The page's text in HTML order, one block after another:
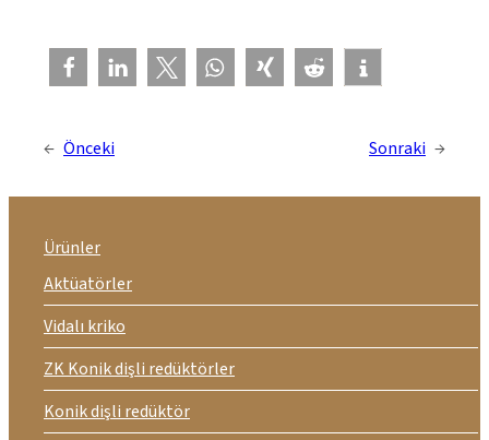
← Önceki Sonraki →
Ürünler
Aktüatörler
Vidalı kriko
ZK Konik dişli redüktörler
Konik dişli redüktör